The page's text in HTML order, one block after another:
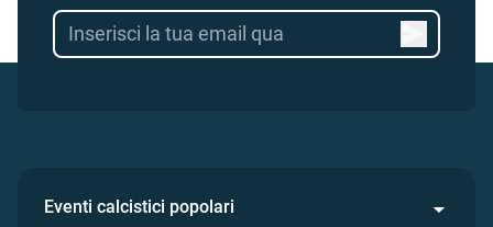
Eventi calcistici popolari